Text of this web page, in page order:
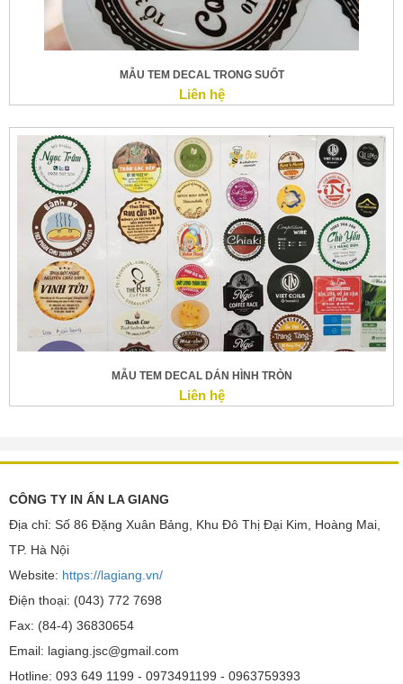
MẪU TEM DECAL TRONG SUỐT
Liên hệ
MẪU TEM DECAL DÁN HÌNH TRÒN
Liên hệ
CÔNG TY IN ẤN LA GIANG
Địa chỉ: Số 86 Đặng Xuân Bảng, Khu Đô Thị Đại Kim, Hoàng Mai,
TP. Hà Nội
Website: https://lagiang.vn/
Điện thoại: (043) 772 7698
Fax: (84-4) 36830654
Email: lagiang.jsc@gmail.com
Hotline: 093 649 1199 - 0973491199 - 0963759393